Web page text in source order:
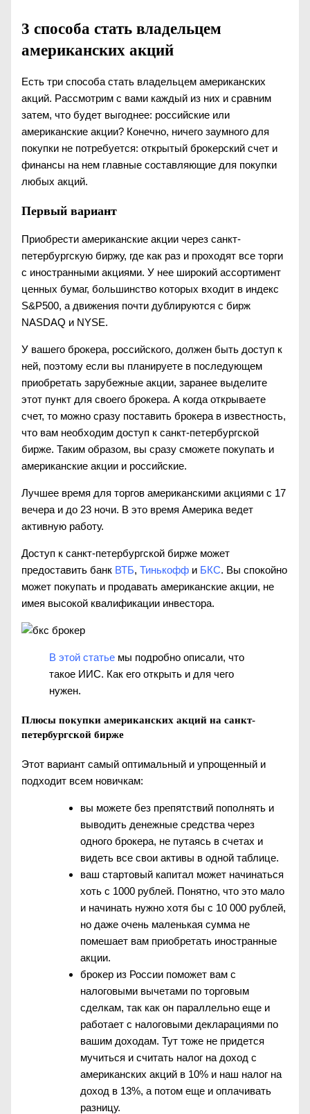
3 способа стать владельцем
американских акций
Есть три способа стать владельцем американских
акций. Рассмотрим с вами каждый из них и сравним
затем, что будет выгоднее: российские или
американские акции? Конечно, ничего заумного для
покупки не потребуется: открытый брокерский счет и
финансы на нем главные составляющие для покупки
любых акций.
Первый вариант
Приобрести американские акции через санкт-
петербургскую биржу, где как раз и проходят все торги
с иностранными акциями. У нее широкий ассортимент
ценных бумаг, большинство которых входит в индекс
S&P500, а движения почти дублируются с бирж
NASDAQ и NYSE.
У вашего брокера, российского, должен быть доступ к
ней, поэтому если вы планируете в последующем
приобретать зарубежные акции, заранее выделите
этот пункт для своего брокера. А когда открываете
счет, то можно сразу поставить брокера в известность,
что вам необходим доступ к санкт-петербургской
бирже. Таким образом, вы сразу сможете покупать и
американские акции и российские.
Лучшее время для торгов американскими акциями с 17
вечера и до 23 ночи. В это время Америка ведет
активную работу.
Доступ к санкт-петербургской бирже может
предоставить банк ВТБ, Тинькофф и БКС. Вы спокойно
может покупать и продавать американские акции, не
имея высокой квалификации инвестора.
В этой статье мы подробно описали, что
такое ИИС. Как его открыть и для чего
нужен.
Плюсы покупки американских акций на санкт-
петербургской бирже
Этот вариант самый оптимальный и упрощенный и
подходит всем новичкам:
вы можете без препятствий пополнять и
выводить денежные средства через
одного брокера, не путаясь в счетах и
видеть все свои активы в одной таблице.
ваш стартовый капитал может начинаться
хоть с 1000 рублей. Понятно, что это мало
и начинать нужно хотя бы с 10 000 рублей,
но даже очень маленькая сумма не
помешает вам приобретать иностранные
акции.
брокер из России поможет вам с
налоговыми вычетами по торговым
сделкам, так как он параллельно еще и
работает с налоговыми декларациями по
вашим доходам. Тут тоже не придется
мучиться и считать налог на доход с
американских акций в 10% и наш налог на
доход в 13%, а потом еще и оплачивать
разницу.